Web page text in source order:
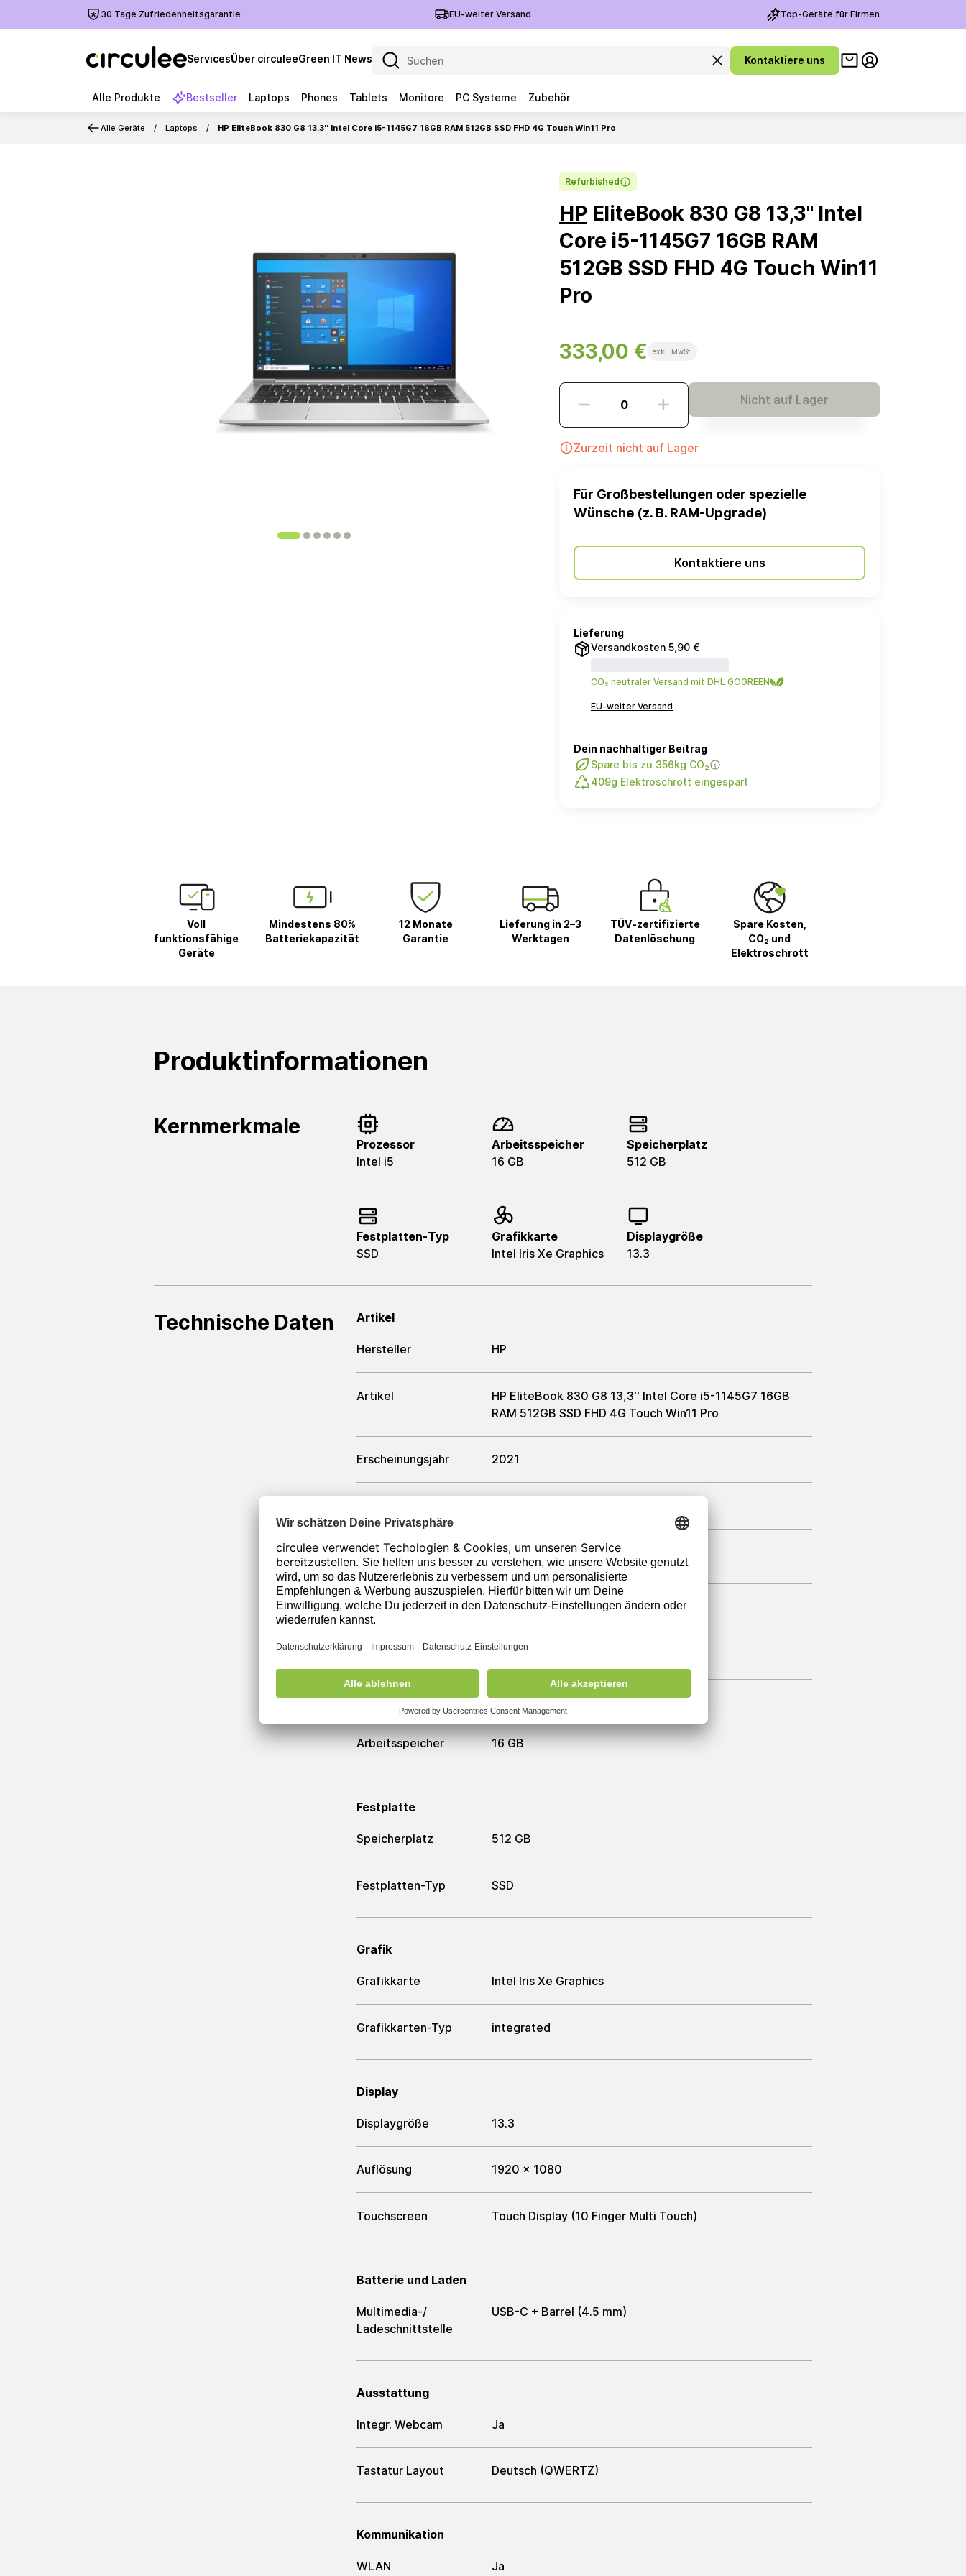
30 Tage Zufriedenheitsgarantie EU-weiter Versand Top-Geräte für Firmen
ServicesÜber circuleeGreen IT News Suchanfrage leeren
Kontaktiere uns
Warenkorb ansehen
Alle Produkte Bestseller Laptops Phones Tablets Monitore PC Systeme Zubehör
Alle Geräte Laptops HP EliteBook 830 G8 13,3'' Intel Core i5-1145G7 16GB RAM 512GB SSD FHD 4G Touch Win11 Pro
Refurbished
HPEliteBook 830 G8 13,3'' Intel
Core i5-1145G7 16GB RAM
512GB SSD FHD 4G Touch Win11
Pro
333,00 € exkl. MwSt.
Nicht auf Lager
Zurzeit nicht auf Lager
Für Großbestellungen oder spezielle
Wünsche (z. B. RAM-Upgrade)
Kontaktiere uns
Lieferung
Versandkosten 5,90 €
CO₂ neutraler Versand mit DHL GOGREEN
EU-weiter Versand
Dein nachhaltiger Beitrag
Spare bis zu 356kg CO₂
409g Elektroschrott eingespart
Voll
funktionsfähige
Geräte
Mindestens 80%
Batteriekapazität
12 Monate
Garantie
Lieferung in 2–3
Werktagen
TÜV-zertifizierte
Datenlöschung
Spare Kosten,
CO₂ und
Elektroschrott
Produktinformationen
Kernmerkmale
Prozessor
Intel i5
Arbeitsspeicher
16 GB
Speicherplatz
512 GB
Festplatten-Typ
SSD
Grafikkarte
Intel Iris Xe Graphics
Displaygröße
13.3
Technische Daten Artikel
Hersteller HP
Artikel
HP EliteBook 830 G8 13,3'' Intel Core i5-1145G7 16GB
RAM 512GB SSD FHD 4G Touch Win11 Pro
Erscheinungsjahr 2021
Farbe Silber
Prozessor
Prozessor Intel Core i5-1145G7
Arbeitsspeicher
Arbeitsspeicher 16 GB
Festplatte
Speicherplatz 512 GB
Festplatten-Typ SSD
Grafik
Grafikkarte Intel Iris Xe Graphics
Grafikkarten-Typ integrated
Display
Displaygröße 13.3
Auflösung 1920 x 1080
Touchscreen Touch Display (10 Finger Multi Touch)
Batterie und Laden
Multimedia-/​
Ladeschnittstelle
USB-C + Barrel (4.5 mm)
Ausstattung
Integr. Webcam Ja
Tastatur Layout Deutsch (QWERTZ)
Kommunikation
WLAN Ja